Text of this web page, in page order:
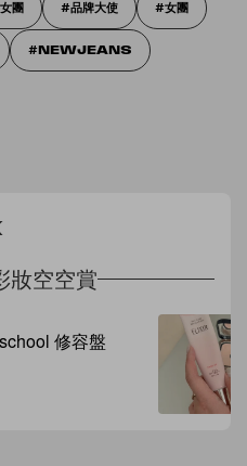
團 品牌大使 女團
NEWJEANS
妝空空賞
修容盤